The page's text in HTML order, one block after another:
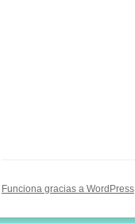
Funciona gracias a WordPress